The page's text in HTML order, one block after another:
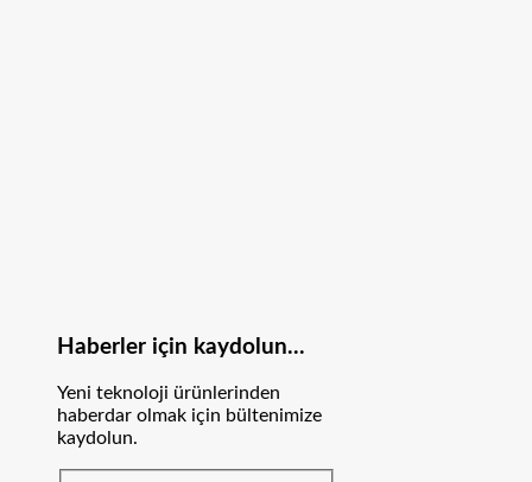
Haberler için kaydolun...
Yeni teknoloji ürünlerinden
haberdar olmak için bültenimize
kaydolun.